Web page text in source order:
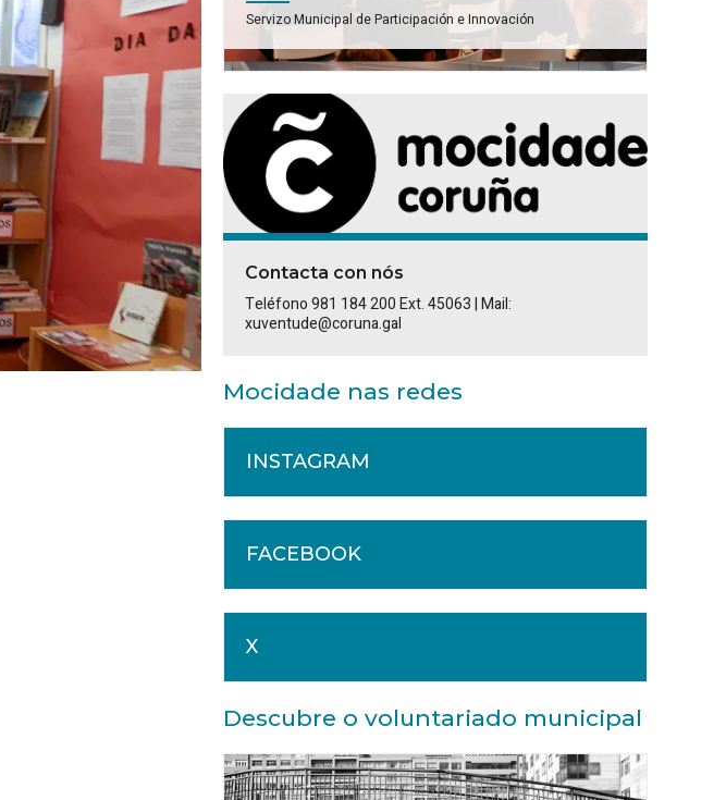
Servizo Municipal de Participación e Innovación
Contacta con nós
Teléfono 981 184 200 Ext. 45063 | Mail:
xuventude@coruna.gal
Mocidade nas redes
INSTAGRAM
FACEBOOK
X
Descubre o voluntariado municipal